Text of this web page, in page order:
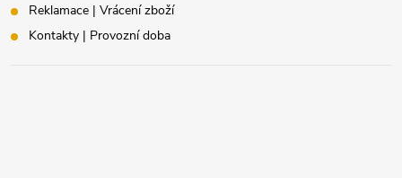
Reklamace | Vrácení zboží
Kontakty | Provozní doba